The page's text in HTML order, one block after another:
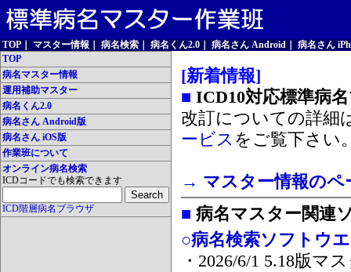
TOP マスター情報 病名検索 病名くん2.0 病名さん Android
病名さん
TOP
病名マスター情報
運用補助マスター
病名くん2.0
病名さん Android版
病名さん iOS版
作業班について
オンライン病名検索
ICDコードでも検索できます
ICD階層病名ブラウザ
[新着情報]
■ ICD10対応標準病
改訂についての詳細
ービス をご覧下さい
→ マスター情報のペ
■ 病名マスター関連
○病名検索ソフトウ
・2026/6/1 5.18版マ